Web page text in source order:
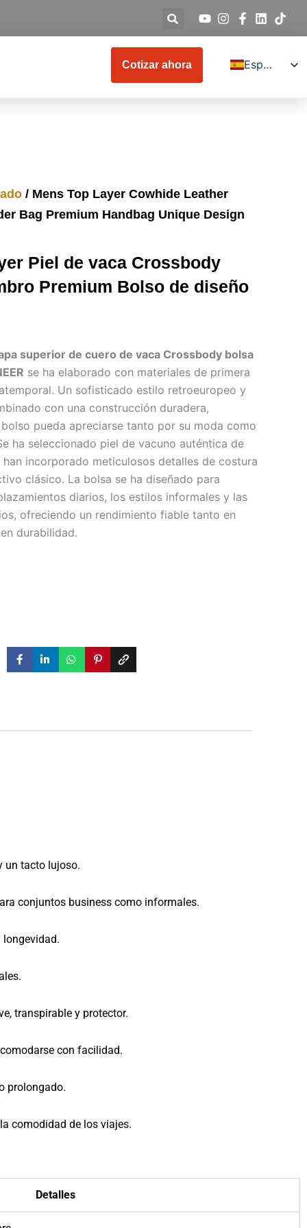
Cotizar ahora
Español
/ Mens Top Layer Cowhide Leather
Bag Premium Handbag Unique Design
Piel de vaca Crossbody
Premium Bolso de diseño
superior de cuero de vaca Crossbody bolsa
se ha elaborado con materiales de primera
Un sofisticado estilo retroeuropeo y
con una construcción duradera,
pueda apreciarse tanto por su moda como
ha seleccionado piel de vacuno auténtica de
incorporado meticulosos detalles de costura
clásico. La bolsa se ha diseñado para
diarios, los estilos informales y las
ofreciendo un rendimiento fiable tanto en
durabilidad.
un tacto lujoso.
conjuntos business como informales.
longevidad.
transpirable y protector.
con facilidad.
prolongado.
comodidad de los viajes.
Detalles